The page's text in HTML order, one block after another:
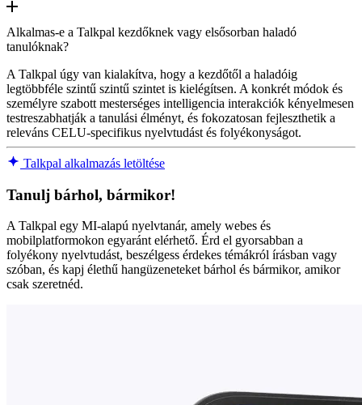
Alkalmas-e a Talkpal kezdőknek vagy elsősorban haladó
tanulóknak?
A Talkpal úgy van kialakítva, hogy a kezdőtől a haladóig
legtöbbféle szintű szintű szintet is kielégítsen. A konkrét módok és
személyre szabott mesterséges intelligencia interakciók kényelmesen
testreszabhatják a tanulási élményt, és fokozatosan fejleszthetik a
releváns CELU-specifikus nyelvtudást és folyékonyságot.
Talkpal alkalmazás letöltése
Tanulj bárhol, bármikor!
A Talkpal egy MI-alapú nyelvtanár, amely webes és
mobilplatformokon egyaránt elérhető. Érd el gyorsabban a
folyékony nyelvtudást, beszélgess érdekes témákról írásban vagy
szóban, és kapj élethű hangüzeneteket bárhol és bármikor, amikor
csak szeretnéd.